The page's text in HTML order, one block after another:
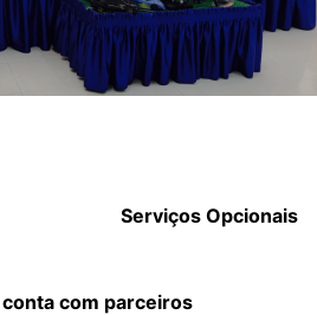
Opcionais
com parceiros